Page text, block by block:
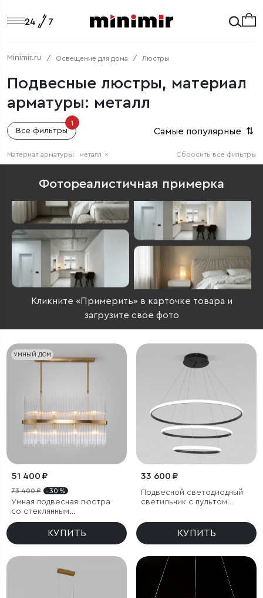
Minimir.ru Освещение для дома Люстры
Подвесные люстры, материал
арматуры: металл
Все фильтры
1
Самые популярные ⇅
Сбросить все фильтры
Материал арматуры: металл ×
Фотореалистичная примерка
Кликните «Примерить» в карточке товара и
загрузите свое фото
УМНЫЙ ДОМ
51 400 ₽
73 400 ₽ - 30 %
Умная подвесная люстра
со стеклянным
рассеивателем
КУПИТЬ
33 600 ₽
Подвесной светодиодный
светильник с пультом
КУПИТЬ